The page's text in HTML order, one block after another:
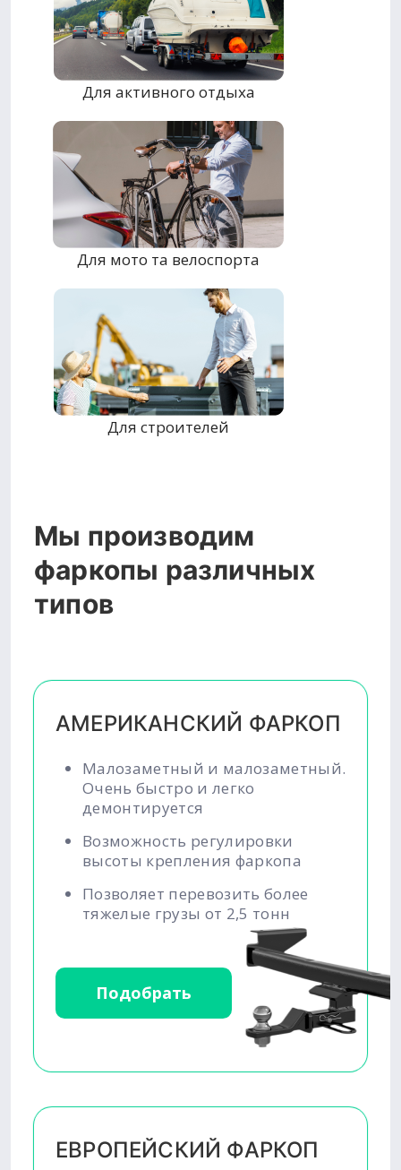
Для активного отдыха
Для мото та велоспорта
Для строителей
Мы производим
фаркопы различных
типов
АМЕРИКАНСКИЙ ФАРКОП
Малозаметный и малозаметный.
Очень быстро и легко
демонтируется
Возможность регулировки
высоты крепления фаркопа
Позволяет перевозить более
тяжелые грузы от 2,5 тонн
Подобрать
ЕВРОПЕЙСКИЙ ФАРКОП